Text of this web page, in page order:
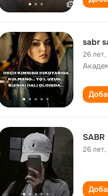
sabr
26 лет,
SABR
26 лет,